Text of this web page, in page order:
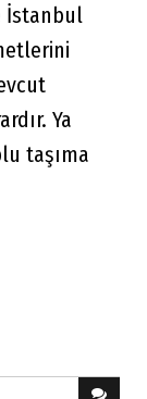
İstanbul
Ya
taşıma